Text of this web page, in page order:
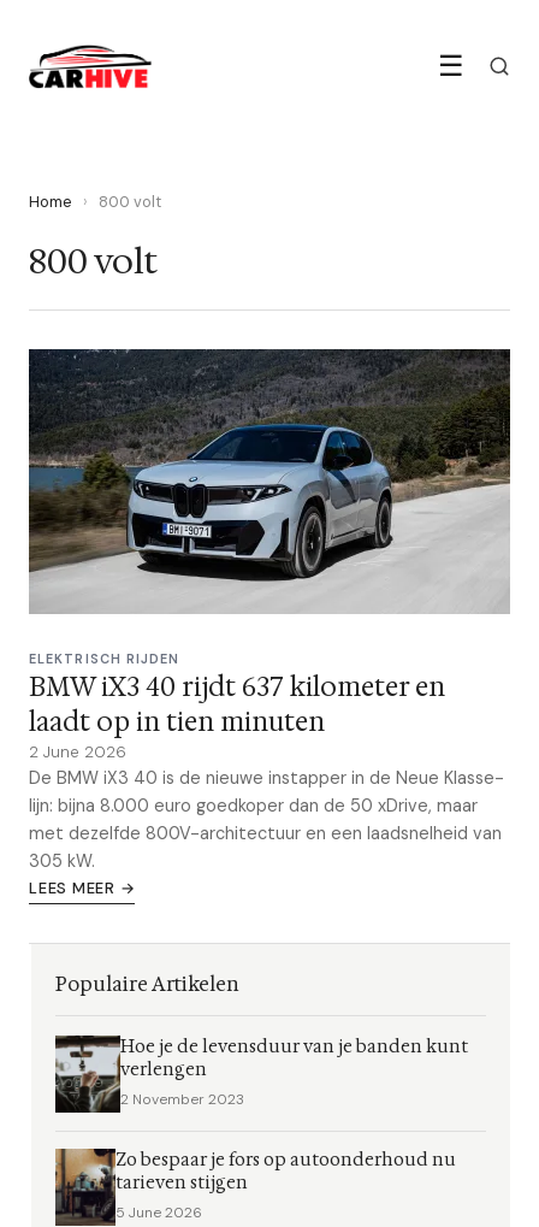
☰
Home › 800 volt
800 volt
ELEKTRISCH RIJDEN
BMW iX3 40 rijdt 637 kilometer en
laadt op in tien minuten
2 June 2026
De BMW iX3 40 is de nieuwe instapper in de Neue Klasse-
lijn: bijna 8.000 euro goedkoper dan de 50 xDrive, maar
met dezelfde 800V-architectuur en een laadsnelheid van
305 kW.
LEES MEER →
Populaire Artikelen
Hoe je de levensduur van je banden kunt
verlengen
2 November 2023
Zo bespaar je fors op autoonderhoud nu
tarieven stijgen
5 June 2026